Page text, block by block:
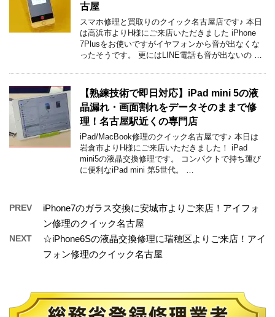
古屋
スマホ修理と買取りのクイック名古屋店です♪ 本日
は高浜市よりH様にご来店いただきました iPhone
7Plusをお使いですがイヤフォンから音が出なくな
ったそうです。 更にはLINE電話も音が出ないの …
【熟練技術で即日対応】iPad mini 5の液
晶漏れ・画面割れをデータそのままで修
理！名古屋駅近くの専門店
iPad/MacBook修理のクイック名古屋です♪ 本日は
岩倉市よりH様にご来店いただきました！ iPad
mini5の液晶交換修理です。 コンパクトで持ち運び
に便利なiPad mini 第5世代。 …
PREV
iPhone7のガラス交換に安城市よりご来店！アイフォ
ン修理のクイック名古屋
NEXT
☆iPhone6Sの液晶交換修理に瑞穂区よりご来店！アイ
フォン修理のクイック名古屋